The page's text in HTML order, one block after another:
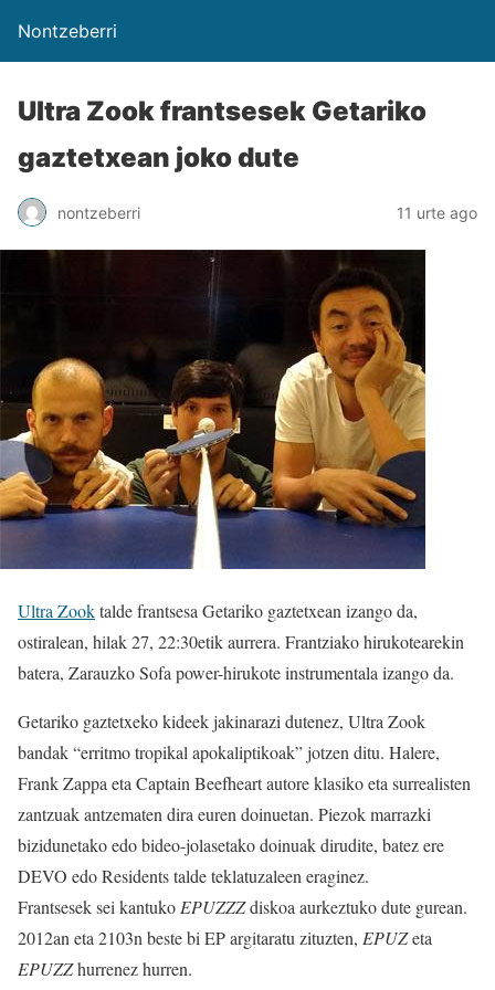
Nontzeberri
Ultra Zook frantsesek Getariko
gaztetxean joko dute
nontzeberri 11 urte ago
Ultra Zooktalde frantsesa Getariko gaztetxean izango da,
ostiralean, hilak 27, 22:30etik aurrera. Frantziako hirukotearekin
batera, Zarauzko Sofa power-hirukote instrumentala izango da.
Getariko gaztetxeko kideek jakinarazi dutenez, Ultra Zook
bandak “erritmo tropikal apokaliptikoak” jotzen ditu. Halere,
Frank Zappa eta Captain Beefheart autore klasiko eta surrealisten
zantzuak antzematen dira euren doinuetan. Piezok marrazki
bizidunetako edo bideo-jolasetako doinuak dirudite, batez ere
DEVO edo Residents talde teklatuzaleen eraginez.
Frantsesek sei kantuko EPUZZZdiskoa aurkeztuko dute gurean.
2012an eta 2103n beste bi EP argitaratu zituzten, EPUZeta
EPUZZhurrenez hurren.